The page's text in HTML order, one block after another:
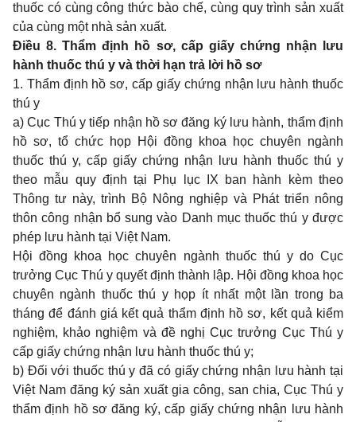
thuốc có cùng công thức bào chế, cùng quy trình sản xuất
của cùng một nhà sản xuất.
Điều 8. Thẩm định hồ sơ, cấp giấy chứng nhận lưu
hành thuốc thú y và thời hạn trả lời hồ sơ
1. Thẩm định hồ sơ, cấp giấy chứng nhận lưu hành thuốc
thú y
a) Cục Thú y tiếp nhận hồ sơ đăng ký lưu hành, thẩm định
hồ sơ, tổ chức họp Hội đồng khoa học chuyên ngành
thuốc thú y, cấp giấy chứng nhận lưu hành thuốc thú y
theo mẫu quy định tại Phụ lục IX ban hành kèm theo
Thông tư này, trình Bộ Nông nghiệp và Phát triển nông
thôn công nhận bổ sung vào Danh mục thuốc thú y được
phép lưu hành tại Việt Nam.
Hội đồng khoa học chuyên ngành thuốc thú y do Cục
trưởng Cục Thú y quyết định thành lập. Hội đồng khoa học
chuyên ngành thuốc thú y họp ít nhất một lần trong ba
tháng để đánh giá kết quả thẩm định hồ sơ, kết quả kiểm
nghiệm, khảo nghiệm và đề nghị Cục trưởng Cục Thú y
cấp giấy chứng nhận lưu hành thuốc thú y;
b) Đối với thuốc thú y đã có giấy chứng nhận lưu hành tại
Việt Nam đăng ký sản xuất gia công, san chia, Cục Thú y
thẩm định hồ sơ đăng ký, cấp giấy chứng nhận lưu hành